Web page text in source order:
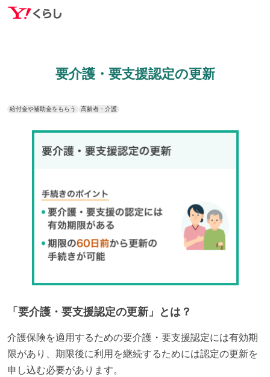
要介護・要支援認定の更新
給付金や補助金をもらう 高齢者・介護
「 要介護・要支援認定の更新 」とは？
介護保険を適用するための要介護・要支援認定には有効期
限があり、期限後に利用を継続するためには認定の更新を
申し込む必要があります。